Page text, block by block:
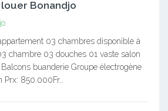
Bonandjo
03 chambres disponible à
chambre 03 douches 01 vaste salon
buanderie Groupe électrogène
Prx: 850.000Fr…